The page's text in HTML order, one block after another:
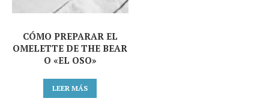
CÓMO PREPARAR EL
OMELETTE DE THE BEAR
O «EL OSO»
LEER MÁS